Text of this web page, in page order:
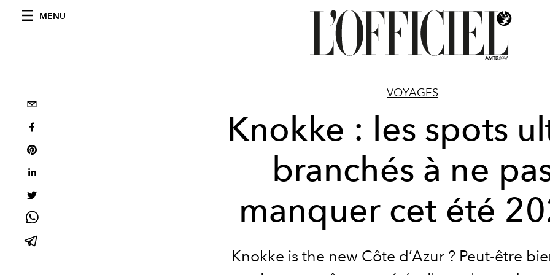
MENU
VOYAGES
Knokke : les spots
branchés à ne
manquer cet été
Knokke is the new Côte d’Azur ? Peut-être